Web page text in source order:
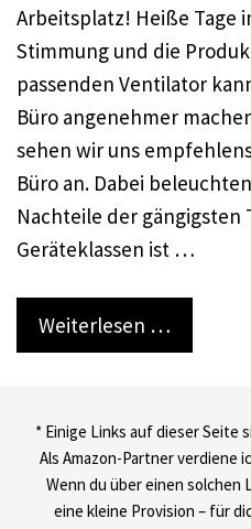
Arbeitsplatz! Heiße Tage
Stimmung und die
passenden Ventilator
Büro angenehmer
sehen wir uns
Büro an. Dabei
Nachteile der gängigsten
Geräteklassen ist …
Weiterlesen …
* Einige Links auf dieser Seite
Als Amazon-Partner verdiene
Wenn du über einen
eine kleine Provision – für